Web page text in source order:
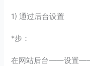
1) 通过后台设置
*步：
在网站后台——设置——